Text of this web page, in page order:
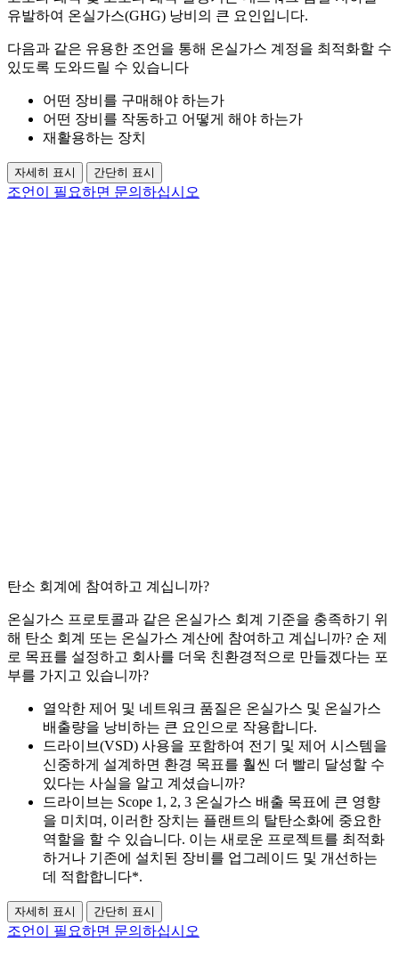
유발하여 온실가스(GHG) 낭비의 큰 요인입니다.
다음과 같은 유용한 조언을 통해 온실가스 계정을 최적화할 수
있도록 도와드릴 수 있습니다
어떤 장비를 구매해야 하는가
어떤 장비를 작동하고 어떻게 해야 하는가
재활용하는 장치
자세히 표시 간단히 표시
조언이 필요하면 문의하십시오
탄소 회계에 참여하고 계십니까?
온실가스 프로토콜과 같은 온실가스 회계 기준을 충족하기 위
해 탄소 회계 또는 온실가스 계산에 참여하고 계십니까? 순 제
로 목표를 설정하고 회사를 더욱 친환경적으로 만들겠다는 포
부를 가지고 있습니까?
열악한 제어 및 네트워크 품질은 온실가스 및 온실가스
배출량을 낭비하는 큰 요인으로 작용합니다.
드라이브(VSD) 사용을 포함하여 전기 및 제어 시스템을
신중하게 설계하면 환경 목표를 훨씬 더 빨리 달성할 수
있다는 사실을 알고 계셨습니까?
드라이브는 Scope 1, 2, 3 온실가스 배출 목표에 큰 영향
을 미치며, 이러한 장치는 플랜트의 탈탄소화에 중요한
역할을 할 수 있습니다. 이는 새로운 프로젝트를 최적화
하거나 기존에 설치된 장비를 업그레이드 및 개선하는
데 적합합니다*.
자세히 표시 간단히 표시
조언이 필요하면 문의하십시오